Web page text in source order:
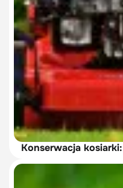
Konserwacja